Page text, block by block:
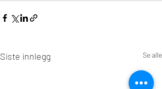
Siste innlegg Se alle